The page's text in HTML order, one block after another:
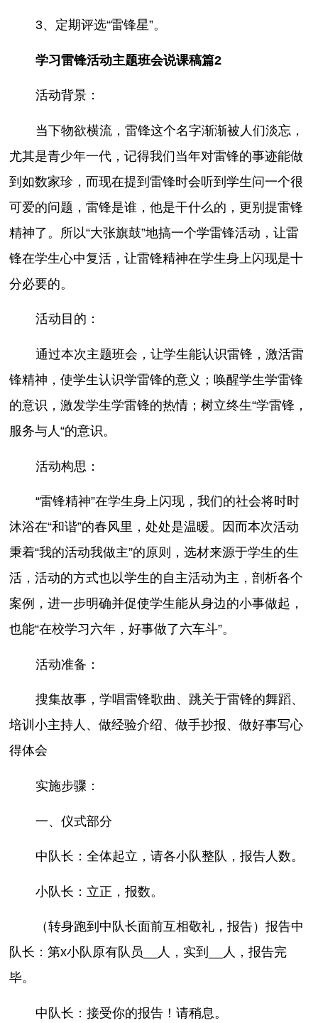
3、定期评选“雷锋星”。
学习雷锋活动主题班会说课稿篇2
活动背景：
当下物欲横流，雷锋这个名字渐渐被人们淡忘，
尤其是青少年一代，记得我们当年对雷锋的事迹能做
到如数家珍，而现在提到雷锋时会听到学生问一个很
可爱的问题，雷锋是谁，他是干什么的，更别提雷锋
精神了。所以“大张旗鼓”地搞一个学雷锋活动，让雷
锋在学生心中复活，让雷锋精神在学生身上闪现是十
分必要的。
活动目的：
通过本次主题班会，让学生能认识雷锋，激活雷
锋精神，使学生认识学雷锋的意义；唤醒学生学雷锋
的意识，激发学生学雷锋的热情；树立终生“学雷锋，
服务与人“的意识。
活动构思：
“雷锋精神”在学生身上闪现，我们的社会将时时
沐浴在“和谐”的春风里，处处是温暖。因而本次活动
秉着“我的活动我做主”的原则，选材来源于学生的生
活，活动的方式也以学生的自主活动为主，剖析各个
案例，进一步明确并促使学生能从身边的小事做起，
也能“在校学习六年，好事做了六车斗”。
活动准备：
搜集故事，学唱雷锋歌曲、跳关于雷锋的舞蹈、
培训小主持人、做经验介绍、做手抄报、做好事写心
得体会
实施步骤：
一、仪式部分
中队长：全体起立，请各小队整队，报告人数。
小队长：立正，报数。
（转身跑到中队长面前互相敬礼，报告）报告中
队长：第x小队原有队员__人，实到__人，报告完
毕。
中队长：接受你的报告！请稍息。